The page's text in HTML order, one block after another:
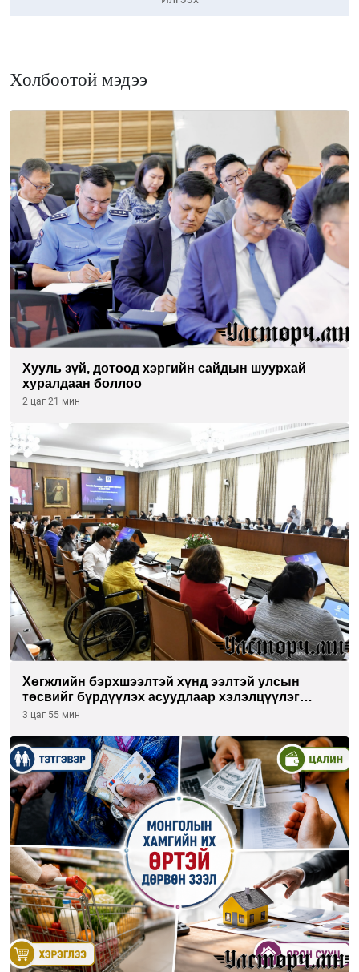
Холбоотой мэдээ
Хууль зүй, дотоод хэргийн сайдын шуурхай
хуралдаан боллоо
2 цаг 21 мин
Хөгжлийн бэрхшээлтэй хүнд ээлтэй улсын
төсвийг бүрдүүлэх асуудлаар хэлэлцүүлэг
өрнүүлж байна
3 цаг 55 мин